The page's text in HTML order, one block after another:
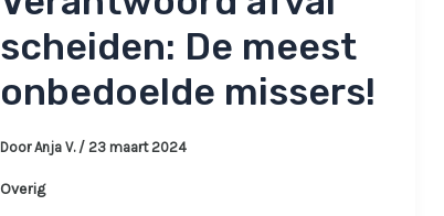
scheiden: De meest
onbedoelde missers!
DoorAnja V. / 23 maart 2024
Overig